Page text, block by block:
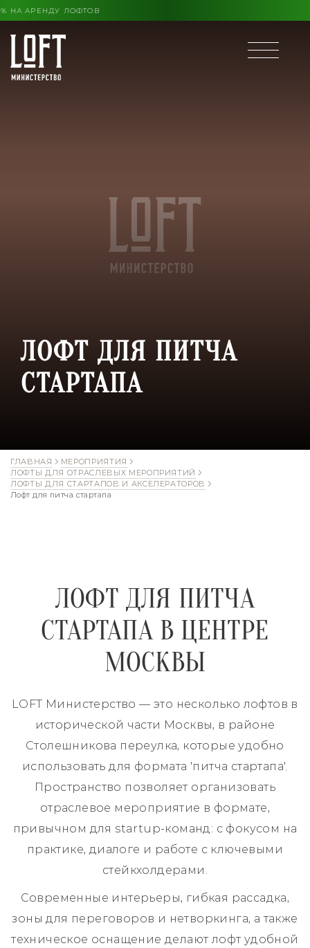
ЛЕТА ВЫГОДА ДО 30% НА АРЕНДУ ЛОФТОВ
ЛОФТ ДЛЯ ПИТЧА
СТАРТАПА
ГЛАВНАЯ
МЕРОПРИЯТИЯ
ЛОФТЫ ДЛЯ ОТРАСЛЕВЫХ МЕРОПРИЯТИЙ
ЛОФТЫ ДЛЯ СТАРТАПОВ И АКСЕЛЕРАТОРОВ
Лофт для питча стартапа
ЛОФТ ДЛЯ ПИТЧА
СТАРТАПА В ЦЕНТРЕ
МОСКВЫ
LOFT Министерство — это несколько лофтов в
исторической части Москвы, в районе
Столешникова переулка, которые удобно
использовать для формата 'питча стартапа'.
Пространство позволяет организовать
отраслевое мероприятие в формате,
привычном для startup-команд: с фокусом на
практике, диалоге и работе с ключевыми
стейкхолдерами.
Современные интерьеры, гибкая рассадка,
зоны для переговоров и нетворкинга, а также
техническое оснащение делают лофт удобной